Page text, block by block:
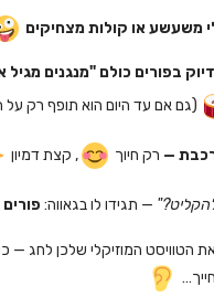
משעשע או קולות מצחיקים
בפורים כולם "מנגנים מגיל
(גם אם עד היום הוא תופף רק
— רק חיוך , קצת דמיון
— תגידו לו בגאווה: פורים
המוזיקלי שלכן לחג — כי